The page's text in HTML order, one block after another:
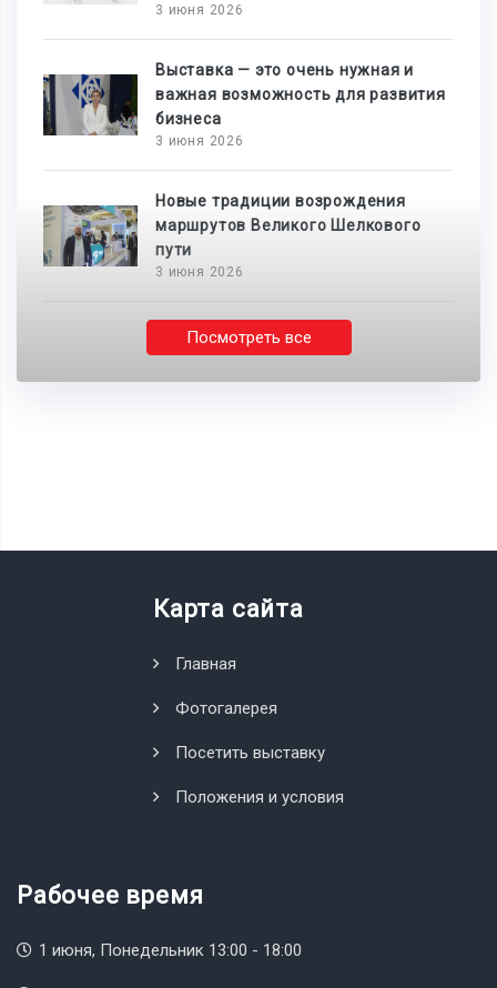
3 июня 2026
Выставка — это очень нужная и
важная возможность для развития
бизнеса
3 июня 2026
Новые традиции возрождения
маршрутов Великого Шелкового
пути
3 июня 2026
Посмотреть все
Карта сайта
Главная
Фотогалерея
Посетить выставку
Положения и условия
Рабочее время
1 июня, Понедельник 13:00 - 18:00